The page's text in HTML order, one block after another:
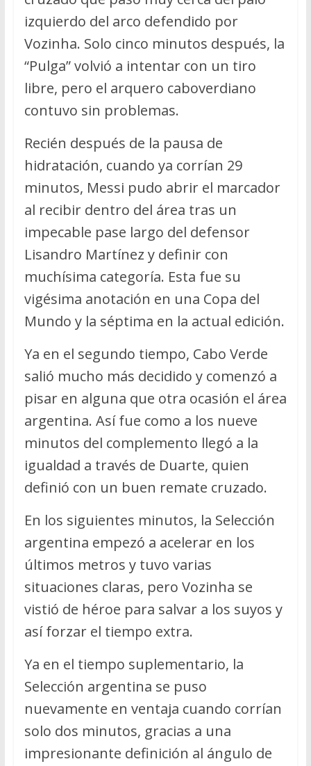
izquierdo del arco defendido por
Vozinha. Solo cinco minutos después, la
“Pulga” volvió a intentar con un tiro
libre, pero el arquero caboverdiano
contuvo sin problemas.
Recién después de la pausa de
hidratación, cuando ya corrían 29
minutos, Messi pudo abrir el marcador
al recibir dentro del área tras un
impecable pase largo del defensor
Lisandro Martínez y definir con
muchísima categoría. Esta fue su
vigésima anotación en una Copa del
Mundo y la séptima en la actual edición.
Ya en el segundo tiempo, Cabo Verde
salió mucho más decidido y comenzó a
pisar en alguna que otra ocasión el área
argentina. Así fue como a los nueve
minutos del complemento llegó a la
igualdad a través de Duarte, quien
definió con un buen remate cruzado.
En los siguientes minutos, la Selección
argentina empezó a acelerar en los
últimos metros y tuvo varias
situaciones claras, pero Vozinha se
vistió de héroe para salvar a los suyos y
así forzar el tiempo extra.
Ya en el tiempo suplementario, la
Selección argentina se puso
nuevamente en ventaja cuando corrían
solo dos minutos, gracias a una
impresionante definición al ángulo de